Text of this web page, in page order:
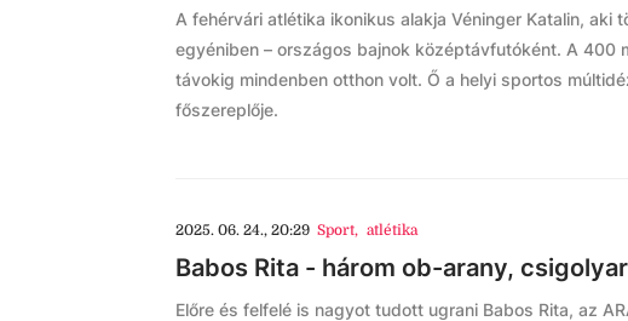
A fehérvári atlétika ikonikus alakja Véninger Katalin, aki
egyéniben – országos bajnok középtávfutóként. A 400
távokig mindenben otthon volt. Ő a helyi sportos
főszereplője.
2025. 06. 24., 20:29 Sport, atlétika
Babos Rita - három ob-arany,
Előre és felfelé is nagyot tudott ugrani Babos Rita, az